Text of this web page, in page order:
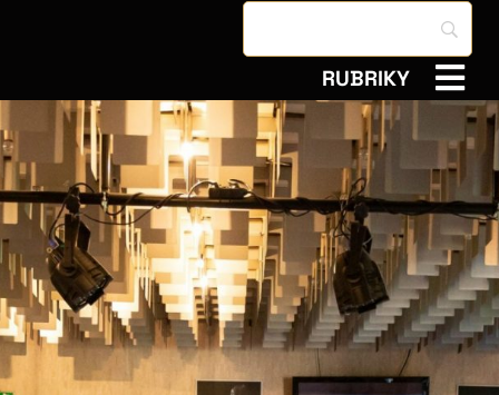
RUBRIKY